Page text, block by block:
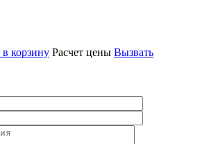
корзину Расчет цены Вызвать